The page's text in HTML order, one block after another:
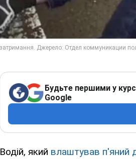
Будьте першими у
Google
Водій, який влаштував п'яний